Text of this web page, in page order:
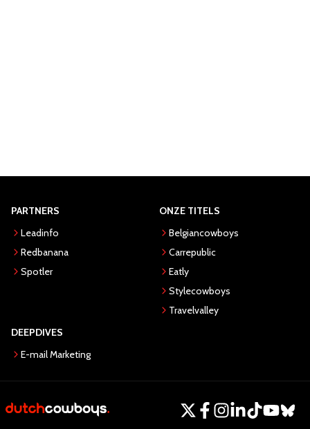
PARTNERS
Leadinfo
Redbanana
Spotler
ONZE TITELS
Belgiancowboys
Carrepublic
Eatly
Stylecowboys
Travelvalley
DEEPDIVES
E-mail Marketing